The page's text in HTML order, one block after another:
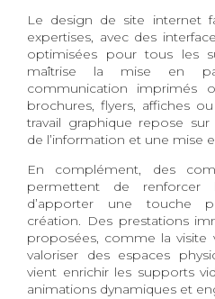
Le design de site internet
expertises, avec des
optimisées pour tous les
maîtrise la mise en
communication imprimés
brochures, flyers, affiches
travail graphique repose sur
de l’information et une mise
En complément, des
permettent de renforcer
d’apporter une touche
création. Des prestations
proposées, comme la visite
valoriser des espaces
vient enrichir les supports
animations dynamiques et